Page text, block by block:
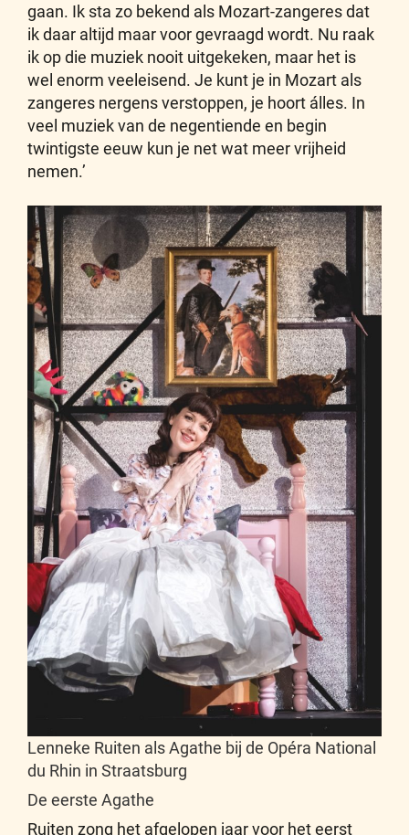
gaan. Ik sta zo bekend als Mozart-zangeres dat
ik daar altijd maar voor gevraagd wordt. Nu raak
ik op die muziek nooit uitgekeken, maar het is
wel enorm veeleisend. Je kunt je in Mozart als
zangeres nergens verstoppen, je hoort álles. In
veel muziek van de negentiende en begin
twintigste eeuw kun je net wat meer vrijheid
nemen.’
Lenneke Ruiten als Agathe bij de Opéra National
du Rhin in Straatsburg
De eerste Agathe
Ruiten zong het afgelopen jaar voor het eerst